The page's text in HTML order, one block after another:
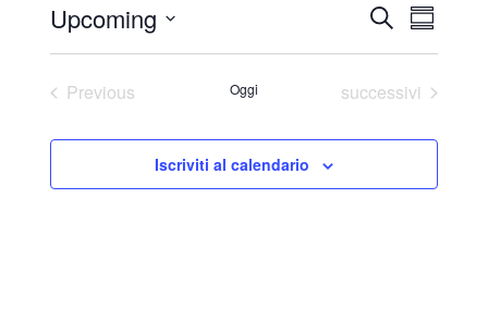
Eventi
Ricerca
e
CercaEvento
Upcoming
Select
Previous
Oggi Eventi
successivi
Iscriviti al calendario